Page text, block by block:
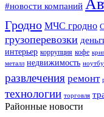
#новости компаний
Гродно МЧС гродно
грузоперевозки
интерьер коррупция кофе
металл недвижимость
развлечения ремонт
технологии торговля
Районные новости